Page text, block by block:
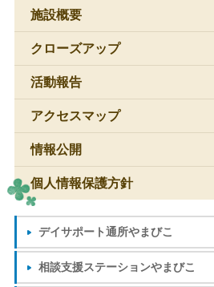
施設概要
クローズアップ
活動報告
アクセスマップ
情報公開
個人情報保護方針
デイサポート通所やまびこ
相談支援ステーションやまびこ